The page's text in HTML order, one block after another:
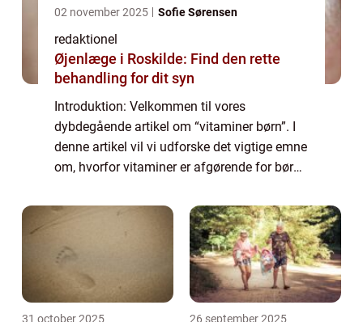
02 november 2025 Sofie Sørensen
redaktionel
Øjenlæge i Roskilde: Find den rette
behandling for dit syn
Introduktion: Velkommen til vores
dybdegående artikel om “vitaminer børn”. I
denne artikel vil vi udforske det vigtige emne
om, hvorfor vitaminer er afgørende for børns
vitaminer er, hvorfor de er vi...
31 october 2025 26 september 2025